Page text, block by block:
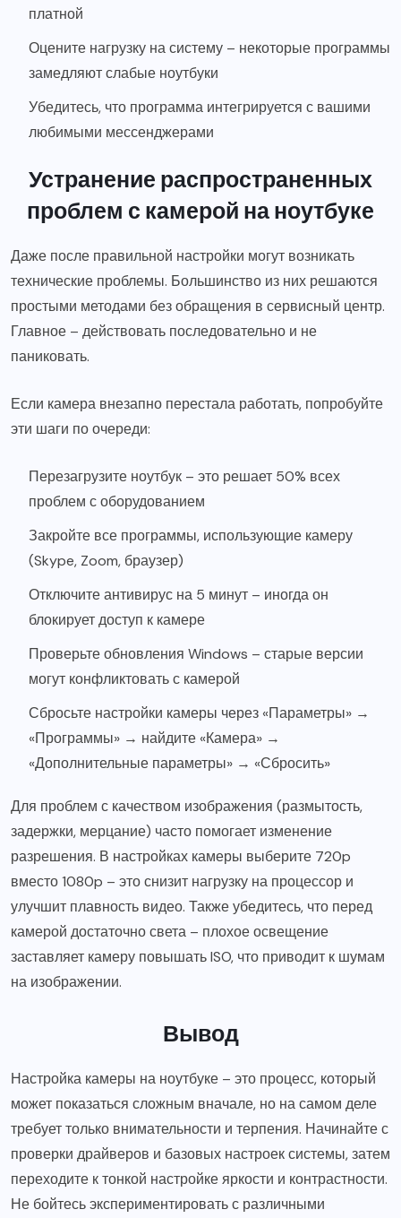
платной
Оцените нагрузку на систему – некоторые программы
замедляют слабые ноутбуки
Убедитесь, что программа интегрируется с вашими
любимыми мессенджерами
Устранение распространенных
проблем с камерой на ноутбуке
Даже после правильной настройки могут возникать
технические проблемы. Большинство из них решаются
простыми методами без обращения в сервисный центр.
Главное – действовать последовательно и не
паниковать.
Если камера внезапно перестала работать, попробуйте
эти шаги по очереди:
Перезагрузите ноутбук – это решает 50% всех
проблем с оборудованием
Закройте все программы, использующие камеру
(Skype, Zoom, браузер)
Отключите антивирус на 5 минут – иногда он
блокирует доступ к камере
Проверьте обновления Windows – старые версии
могут конфликтовать с камерой
Сбросьте настройки камеры через «Параметры» →
«Программы» → найдите «Камера» →
«Дополнительные параметры» → «Сбросить»
Для проблем с качеством изображения (размытость,
задержки, мерцание) часто помогает изменение
разрешения. В настройках камеры выберите 720p
вместо 1080p – это снизит нагрузку на процессор и
улучшит плавность видео. Также убедитесь, что перед
камерой достаточно света – плохое освещение
заставляет камеру повышать ISO, что приводит к шумам
на изображении.
Вывод
Настройка камеры на ноутбуке – это процесс, который
может показаться сложным вначале, но на самом деле
требует только внимательности и терпения. Начинайте с
проверки драйверов и базовых настроек системы, затем
переходите к тонкой настройке яркости и контрастности.
Не бойтесь экспериментировать с различными